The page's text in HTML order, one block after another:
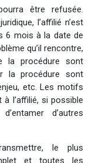
être refusée.
l’affilié n’est
6 mois à la date de
qu’il rencontre,
la procédure sont
la procédure sont
etc. Les motifs
l’affilié, si possible
d’autres
le plus
et toutes les